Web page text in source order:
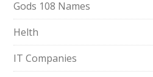
Gods 108 Names
Helth
IT Companies